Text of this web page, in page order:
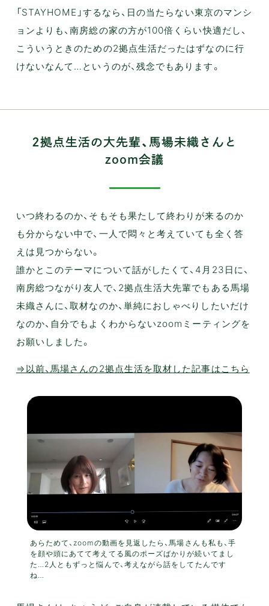
「STAYHOME」するなら、日の当たらない東京のマンシ
ョンよりも、南房総の家の方が100倍くらい快適だし、
こういうときのための2拠点生活だったはずなのに行
けないなんて…というのが、残念でもあります。
2拠点生活の大先輩、馬場未織さんと
zoom会議
いつ終わるのか、そもそも果たして終わりが来るのか
も分からない中で、一人で悶々と考えていても全く答
えは見つからない。
誰かとこのテーマについて話がしたくて、4月23日に、
南房総つながり友人で、2拠点生活大先輩でもある馬場
未織さんに、取材なのか、単純におしゃべりしたいだけ
なのか、自分でもよくわからないzoomミーティングを
お願いしました。
⇒以前、馬場さんの2拠点生活を取材した記事はこちら
あらためて、zoomの動画を見返したら、馬場さんも私も、手
を顔や頭にあてて考えてる風のポーズばかりが続いてまし
た…2人ともずっと悩んで、考えながら話をしてたんです
ね…